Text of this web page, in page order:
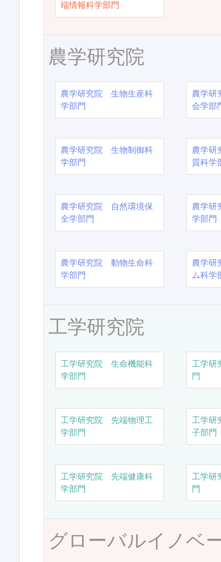
端情報科学部門
農学研究院
農学研究院 生物生産科
学部門
農学
会学部
農学研究院 生物制御科
学部門
農学
質科学
農学研究院 自然環境保
全学部門
農学
学部門
農学研究院 動物生命科
学部門
農学
ム科学
工学研究院
工学研究院 生命機能科
学部門
工学研
門
工学研究院 先端物理工
学部門
工学研
子部門
工学研究院 先端健康科
学部門
工学研
門
グローバルイノベ